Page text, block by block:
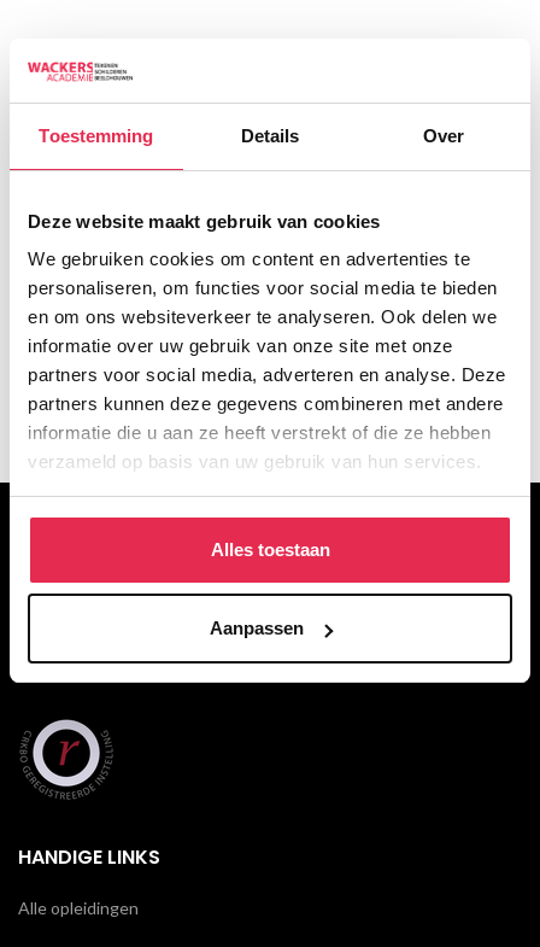
Toestemming Details Over
Deze website maakt gebruik van cookies
We gebruiken cookies om content en advertenties te
personaliseren, om functies voor social media te bieden
en om ons websiteverkeer te analyseren. Ook delen we
informatie over uw gebruik van onze site met onze
partners voor social media, adverteren en analyse. Deze
partners kunnen deze gegevens combineren met andere
informatie die u aan ze heeft verstrekt of die ze hebben
verzameld op basis van uw gebruik van hun services.
Alles toestaan
Aanpassen
De Wackers Academie is een particulier opleidingsinstituut voor
figuratief tekenen, schilderen en beeldhouwen. Met voltijd- en
HANDIGE LINKS
Alle opleidingen